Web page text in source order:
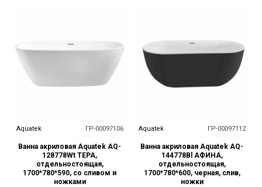
Aquatek ГР-00097106
Ванна акриловая Aquatek AQ-
128778Wt ТЕРА,
отдельностоящая,
1700*780*590, со сливом и
ножками
Aquatek ГР-00097112
Ванна акриловая Aquatek AQ-
144778Bl АФИНА,
отдельностоящая,
1700*780*600, черная, слив,
ножки